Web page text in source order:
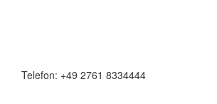
Telefon: +49 2761 8334444